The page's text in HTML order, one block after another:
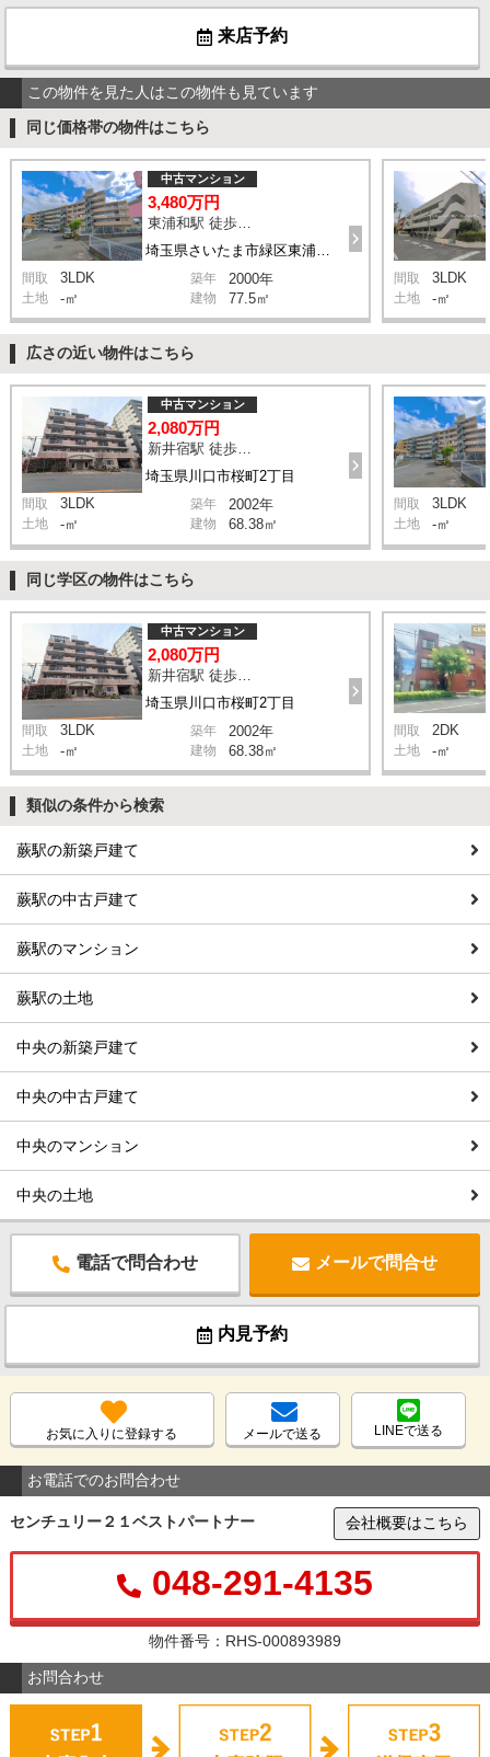
来店予約
この物件を見た人はこの物件も見ています
同じ価格帯の物件はこちら
中古マンション
3,480万円
間取 3LDK 築年 2000年
土地 -㎡ 建物 77.5㎡
間取 3LDK
土地 -㎡
広さの近い物件はこちら
埼玉県川口市桜町2丁目
中古マンション
2,080万円
新井宿駅 徒歩10分
間取 3LDK 築年 2002年
土地 -㎡ 建物 68.38㎡
間取 3LDK
土地 -㎡
同じ学区の物件はこちら
埼玉県川口市桜町2丁目
中古マンション
2,080万円
間取 3LDK 築年 2002年
土地 -㎡ 建物 68.38㎡
間取 2DK
土地 -㎡
類似の条件から検索
蕨駅の新築戸建て
蕨駅の中古戸建て
蕨駅のマンション
蕨駅の土地
中央の新築戸建て
中央の中古戸建て
中央のマンション
中央の土地
電話で問合わせ メールで問合せ
内見予約
お気に入りに登録する メールで送る LINEで送る
お電話でのお問合わせ
センチュリー２１ベストパートナー 会社概要はこちら
048-291-4135
物件番号：RHS-000893989
お問合わせ